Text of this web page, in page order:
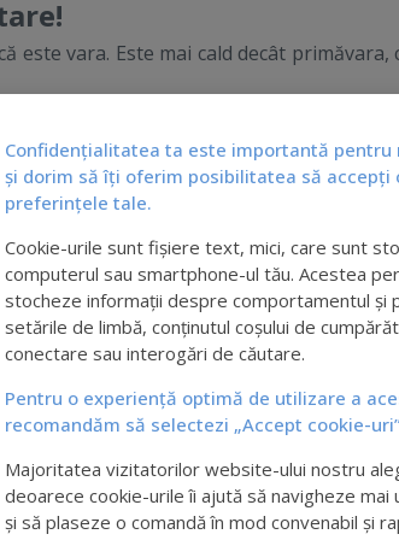
vara. Este mai cald decât primăvara,
pentru pielea noastră stresată și
poate suferi unele schimbări destul de
necesită în mod special o cremă de
fața noastră transpiră mai mult,
pe tot parcursul zilei, lăsându-ne cu
mai lejeră este o modalitate perfectă
în lunile călduroase de vară. Curățarea
cutanate și a punctelor negre.
cremă hidratantă cu factor de protecție
produsă de soare! O recomandăm
a pielii vara
simtă mai confortabilă și mai puțin
Confidențialitatea ta este importantă pentru
și dorim să îți oferim posibilitatea să accepți
preferințele tale.
Cookie-urile sunt fișiere text, mici, care sunt
computerul sau smartphone-ul tău. Acestea
stocheze informații despre comportamentul și
setările de limbă, conținutul coșului de
conectare sau interogări de căutare.
Pentru o experiență optimă de utilizare a
recomandăm să selectezi „Accept cookie-
Majoritatea vizitatorilor website-ului nostru
deoarece cookie-urile îi ajută să navigheze
și să plaseze o comandă în mod convenabil și